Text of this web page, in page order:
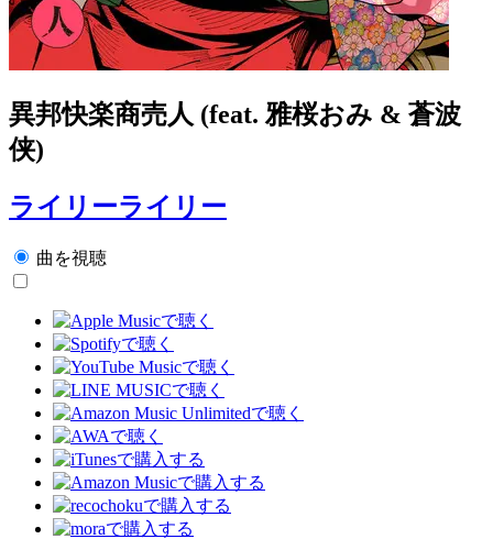
異邦快楽商売人 (feat. 雅桜おみ & 蒼波
侠)
ライリーライリー
曲を視聴